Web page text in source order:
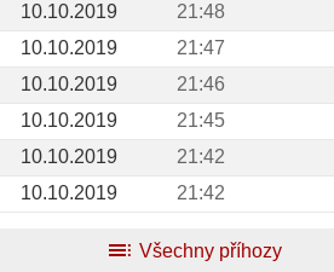
10.10.2019 21:48
10.10.2019
21:47
10.10.2019 21:46
10.10.2019
21:45
10.10.2019
21:42
10.10.2019
21:42
toc Všechny příhozy